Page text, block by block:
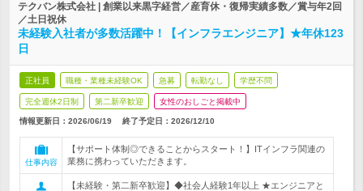
テクバン株式会社 | 創業以来黒字経営／産育休・復帰実績多数／賞与年2回
／土日祝休
未経験入社者が多数活躍中！【インフラエンジニア】★年休123
日
正社員 職種・業種未経験OK 急募 転勤なし 学歴不問
完全週休2日制 第二新卒歓迎 女性のおしごと掲載中
情報更新日：2026/06/19 終了予定日： 2026/12/10
仕事内容
【サポート体制◎できることからスタート！】ITインフラ関連の
業務に携わっていただきます。
【未経験・第二新卒歓迎】◆社会人経験1年以上 ★エンジニアと